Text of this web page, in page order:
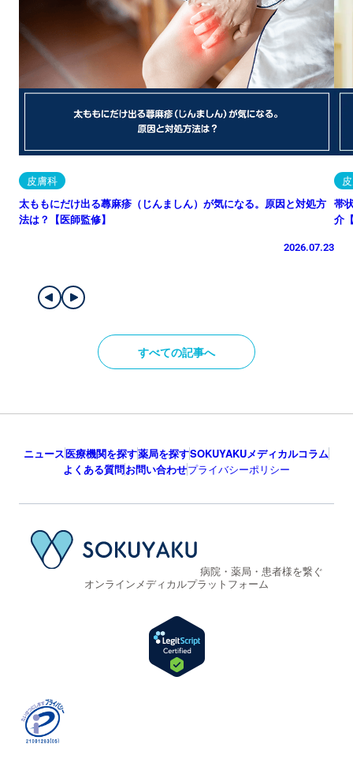
皮膚科
太ももにだけ出る蕁麻疹（じんましん）が気になる。原因と対処方
法は？【医師監修】
2026.07.23
帯
介
すべての記事へ
ニュース医療機関を探す薬局を探すSOKUYAKUメディカルコラム
よくある質問お問い合わせプライバシーポリシー
病院・薬局・患者様を繋ぐ
オンラインメディカルプラットフォーム